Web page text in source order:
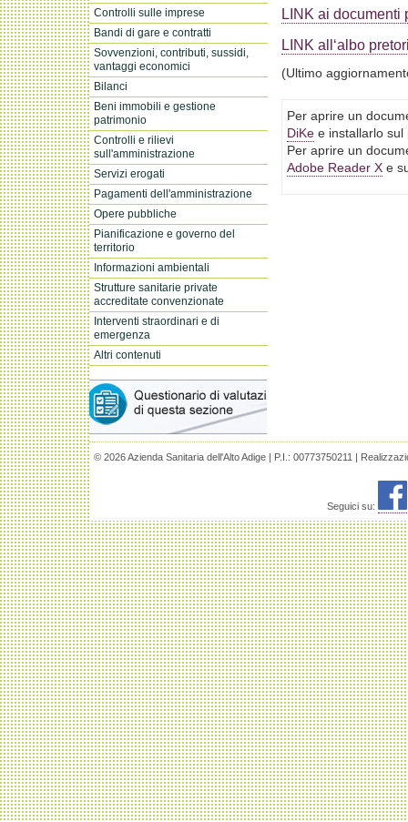
Controlli sulle imprese
Bandi di gare e contratti
Sovvenzioni, contributi, sussidi,
vantaggi economici
Bilanci
Beni immobili e gestione
patrimonio
Controlli e rilievi
sull'amministrazione
Servizi erogati
Pagamenti dell'amministrazione
Opere pubbliche
Pianificazione e governo del
territorio
Informazioni ambientali
Strutture sanitarie private
accreditate convenzionate
Interventi straordinari e di
emergenza
Altri contenuti
LINK ai documenti
LINK all‘albo
(Ultimo
Per aprire un
DiKe e installarlo sul
Per aprire un
Adobe Reader X e
© 2026 Azienda Sanitaria dell'Alto Adige | P.I.: 00773750211 |
Seguici su: